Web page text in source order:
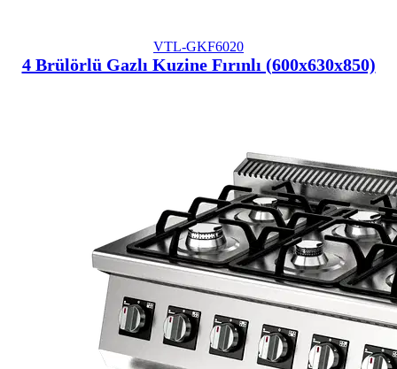
VTL-GKF6020
4 Brülörlü Gazlı Kuzine Fırınlı (600x630x850)